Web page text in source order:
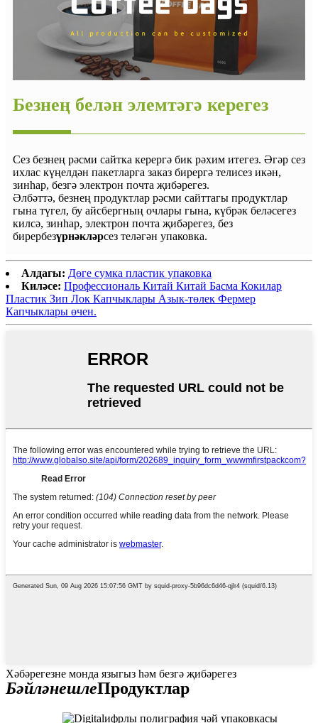
Безнең белән элемтәгә керегез
Сез безнең рәсми сайтка керергә бик рәхим итегез. Әгәр сез
ихлас күңелдән пакетларга заказ бирергә телисез икән,
зинһар, безгә электрон почта җибәрегез.
Әлбәттә, безнең продуктлар рәсми сайттагы продуктлар
гына түгел, бу айсбергның очлары гына, күбрәк беләсегез
килсә, зинһар, электрон почта җибәрегез, без
бирербезүрнәкләрсез теләгән упаковка.
Алдагы: Дөге сумка пластик упаковка
Киләсе: Профессиональ Китай Китай Басма Кокилар
Пластик Зип Лок Капчыклары Азык-төлек Фермер
Капчыклары өчен.
Хәбәрегезне монда языгыз һәм безгә җибәрегез
БәйләнешлеПродуктлар